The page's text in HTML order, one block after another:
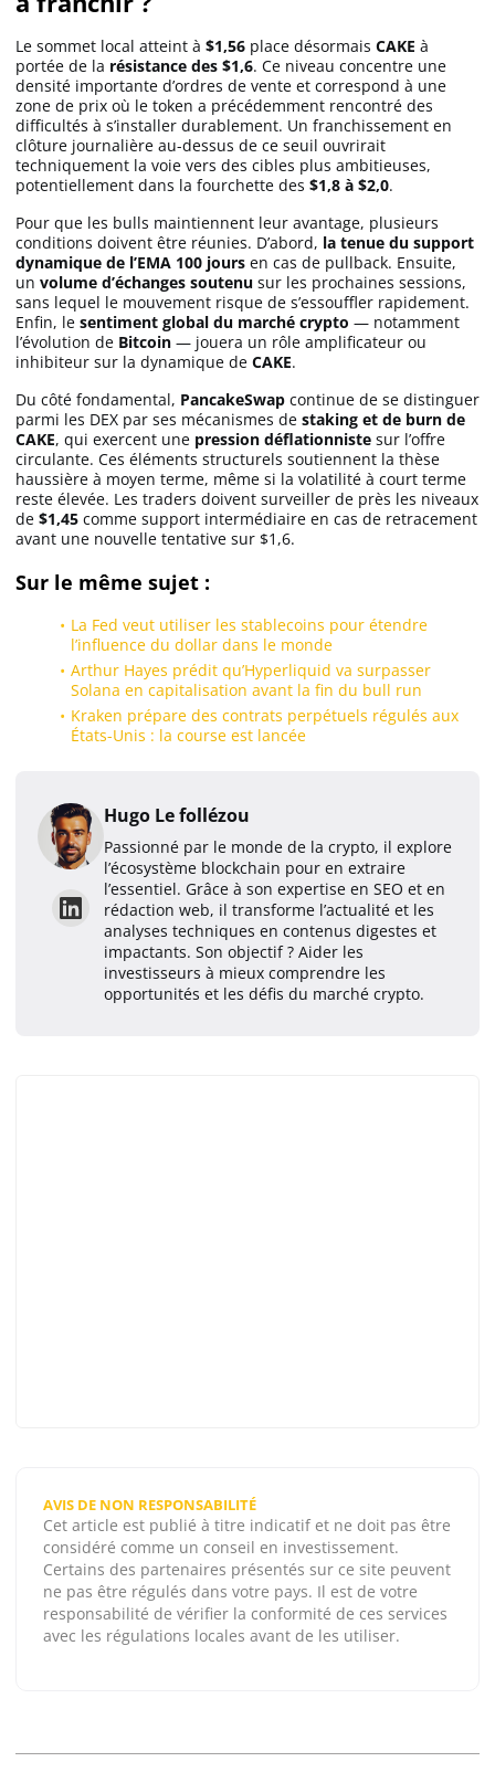
Le sommet local atteint à $1,56 place désormais CAKE à
portée de la résistance des $1,6. Ce niveau concentre une
densité importante d’ordres de vente et correspond à une
zone de prix où le token a précédemment rencontré des
difficultés à s’installer durablement. Un franchissement en
clôture journalière au-dessus de ce seuil ouvrirait
techniquement la voie vers des cibles plus ambitieuses,
potentiellement dans la fourchette des $1,8 à $2,0.
Pour que les bulls maintiennent leur avantage, plusieurs
conditions doivent être réunies. D’abord, la tenue du support
dynamique de l’EMA 100 jours en cas de pullback. Ensuite,
un volume d’échanges soutenu sur les prochaines sessions,
sans lequel le mouvement risque de s’essouffler rapidement.
Enfin, le sentiment global du marché crypto — notamment
l’évolution de Bitcoin — jouera un rôle amplificateur ou
inhibiteur sur la dynamique de CAKE.
Du côté fondamental, PancakeSwap continue de se distinguer
parmi les DEX par ses mécanismes de staking et de burn de
CAKE, qui exercent une pression déflationniste sur l’offre
circulante. Ces éléments structurels soutiennent la thèse
haussière à moyen terme, même si la volatilité à court terme
reste élevée. Les traders doivent surveiller de près les niveaux
de $1,45 comme support intermédiaire en cas de retracement
avant une nouvelle tentative sur $1,6.
Sur le même sujet :
La Fed veut utiliser les stablecoins pour étendre
l’influence du dollar dans le monde
Arthur Hayes prédit qu’Hyperliquid va surpasser
Solana en capitalisation avant la fin du bull run
Kraken prépare des contrats perpétuels régulés aux
États-Unis : la course est lancée
Hugo Le follézou
Passionné par le monde de la crypto, il explore
l’écosystème blockchain pour en extraire
l’essentiel. Grâce à son expertise en SEO et en
rédaction web, il transforme l’actualité et les
analyses techniques en contenus digestes et
impactants. Son objectif ? Aider les
investisseurs à mieux comprendre les
opportunités et les défis du marché crypto.
AVIS DE NON RESPONSABILITÉ
Cet article est publié à titre indicatif et ne doit pas être
considéré comme un conseil en investissement.
Certains des partenaires présentés sur ce site peuvent
ne pas être régulés dans votre pays. Il est de votre
responsabilité de vérifier la conformité de ces services
avec les régulations locales avant de les utiliser.